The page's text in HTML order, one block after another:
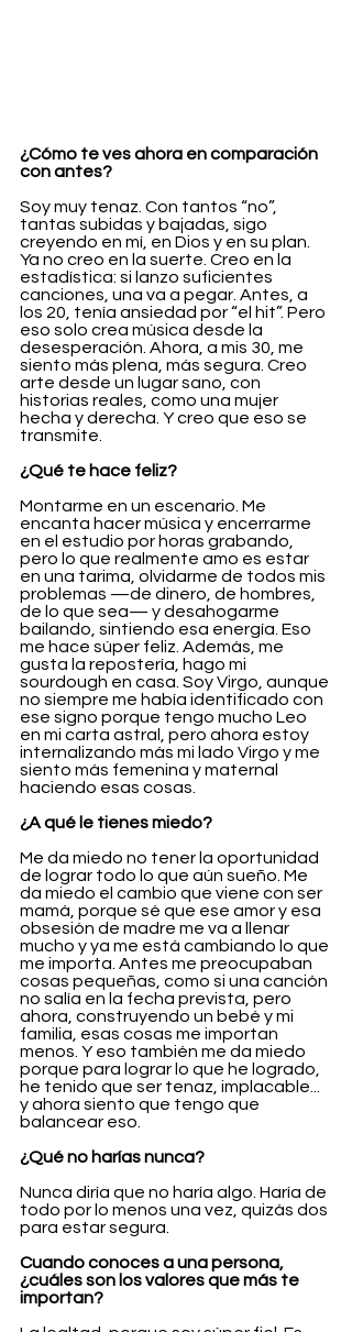
¿Cómo te ves ahora en comparación
con antes?
Soy muy tenaz. Con tantos “no”,
tantas subidas y bajadas, sigo
creyendo en mí, en Dios y en su plan.
Ya no creo en la suerte. Creo en la
estadística: si lanzo suficientes
canciones, una va a pegar. Antes, a
los 20, tenía ansiedad por “el hit”. Pero
eso solo crea música desde la
desesperación. Ahora, a mis 30, me
siento más plena, más segura. Creo
arte desde un lugar sano, con
historias reales, como una mujer
hecha y derecha. Y creo que eso se
transmite.
¿Qué te hace feliz?
Montarme en un escenario. Me
encanta hacer música y encerrarme
en el estudio por horas grabando,
pero lo que realmente amo es estar
en una tarima, olvidarme de todos mis
problemas —de dinero, de hombres,
de lo que sea— y desahogarme
bailando, sintiendo esa energía. Eso
me hace súper feliz. Además, me
gusta la repostería, hago mi
sourdough en casa. Soy Virgo, aunque
no siempre me había identificado con
ese signo porque tengo mucho Leo
en mi carta astral, pero ahora estoy
internalizando más mi lado Virgo y me
siento más femenina y maternal
haciendo esas cosas.
¿A qué le tienes miedo?
Me da miedo no tener la oportunidad
de lograr todo lo que aún sueño. Me
da miedo el cambio que viene con ser
mamá, porque sé que ese amor y esa
obsesión de madre me va a llenar
mucho y ya me está cambiando lo que
me importa. Antes me preocupaban
cosas pequeñas, como si una canción
no salía en la fecha prevista, pero
ahora, construyendo un bebé y mi
familia, esas cosas me importan
menos. Y eso también me da miedo
porque para lograr lo que he logrado,
he tenido que ser tenaz, implacable...
y ahora siento que tengo que
balancear eso.
¿Qué no harías nunca?
Nunca diría que no haría algo. Haría de
todo por lo menos una vez, quizás dos
para estar segura.
Cuando conoces a una persona,
¿cuáles son los valores que más te
importan?